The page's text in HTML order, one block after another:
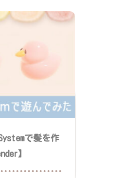
で髪を作
】